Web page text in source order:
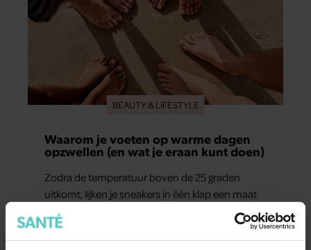
BEAUTY & LIFESTYLE
Waarom je voeten op warme dagen
opzwellen (en wat je eraan kunt doen)
Zodra de temperatuur boven de 25 graden
uitkomt, lijken je sneakers in één klap een maat
kleiner. Sandalen knellen, slippers laten een
afdruk achter en aan het einde van de dag
voelen je voeten zwaar aan.